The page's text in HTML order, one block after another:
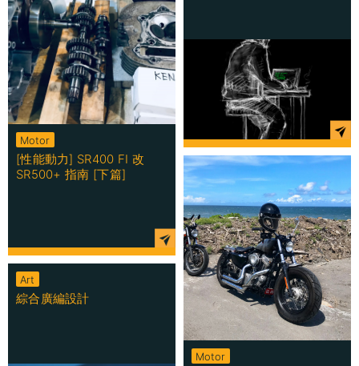
Motor
[性能動力] SR400 FI 改
SR500+ 指南 [下篇]
Motor
Art
綜合廣編設計